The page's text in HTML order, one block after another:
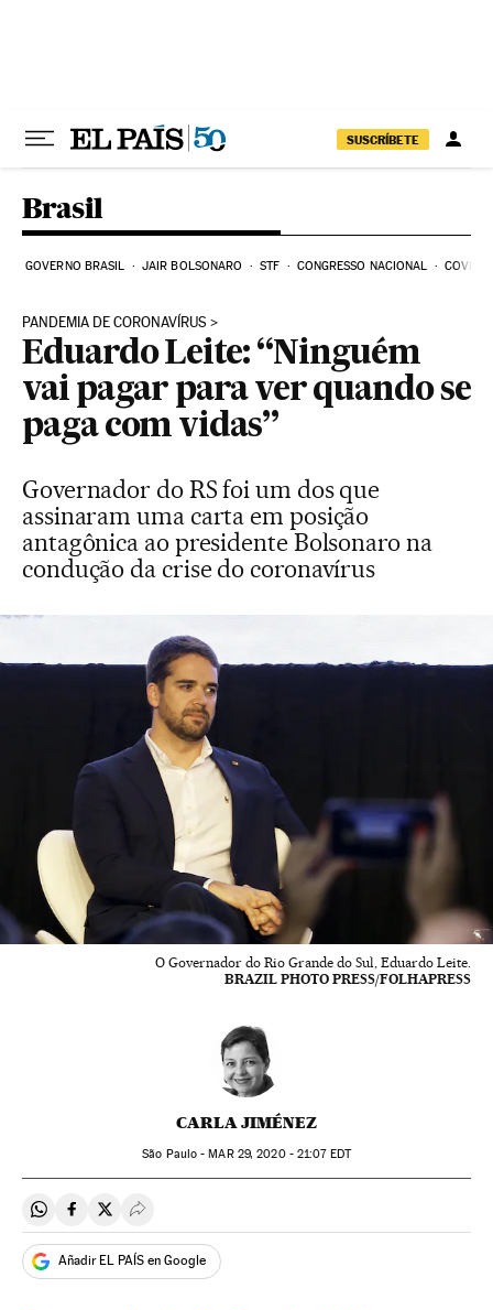
SUSCRÍBETE
Brasil
GOVERNO BRASIL JAIR BOLSONARO STF CONGRESSO NACIONAL COVID-
PANDEMIA DE CORONAVÍRUS
Eduardo Leite: “Ninguém
vai pagar para ver quando se
paga com vidas”
Governador do RS foi um dos que
assinaram uma carta em posição
antagônica ao presidente Bolsonaro na
condução da crise do coronavírus
O Governador do Rio Grande do Sul, Eduardo Leite.
BRAZIL PHOTO PRESS/FOLHAPRESS
CARLA JIMÉNEZ
São Paulo -MAR29, 2020 - 21:07EDT
Compartir en Whatsapp
Compartir en Facebook
Compartir en Twitter
Desplegar Redes Sociales
Añadir EL PAÍS en Google